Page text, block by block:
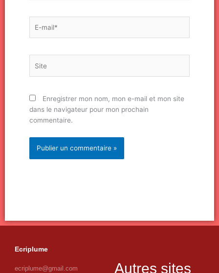
mail*
Enregistrer mon nom, mon e-mail et mon site
dans le navigateur pour mon prochain
commentaire.
Ecriplume
ecriplume@gmail.com Autres sites